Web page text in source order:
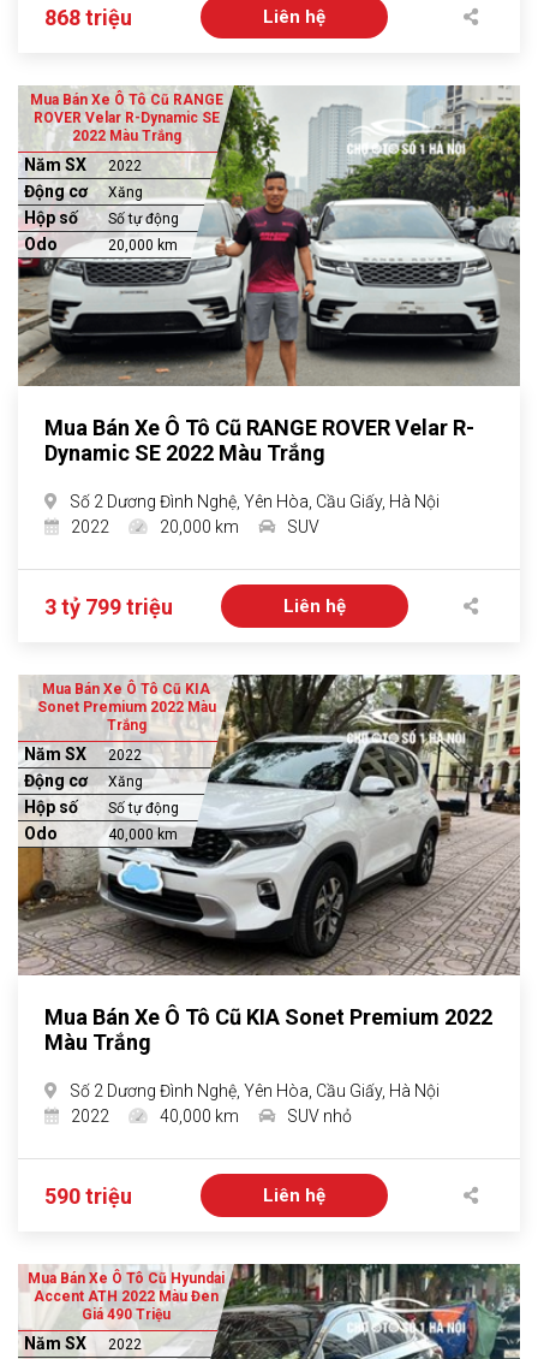
868 triệu Liên hệ
Mua Bán Xe Ô Tô Cũ RANGE
ROVER Velar R-Dynamic SE
2022 Màu Trắng
Năm SX 2022
Động cơ Xăng
Hộp số Số tự động
Odo 20,000 km
Mua Bán Xe Ô Tô Cũ RANGE ROVER Velar R-
Dynamic SE 2022 Màu Trắng
Số 2 Dương Đình Nghệ, Yên Hòa, Cầu Giấy, Hà Nội
2022
20,000 km SUV
3 tỷ 799 triệu Liên hệ
Mua Bán Xe Ô Tô Cũ KIA
Sonet Premium 2022 Màu
Trắng
Năm SX 2022
Động cơ Xăng
Hộp số Số tự động
Odo 40,000 km
Mua Bán Xe Ô Tô Cũ KIA Sonet Premium 2022
Màu Trắng
Số 2 Dương Đình Nghệ, Yên Hòa, Cầu Giấy, Hà Nội
2022
40,000 km SUV nhỏ
590 triệu Liên hệ
Mua Bán Xe Ô Tô Cũ Hyundai
Accent ATH 2022 Màu Đen
Giá 490 Triệu
Năm SX 2022